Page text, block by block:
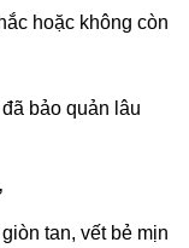
hoặc không còn
bảo quản lâu
tan, vết bẻ mịn